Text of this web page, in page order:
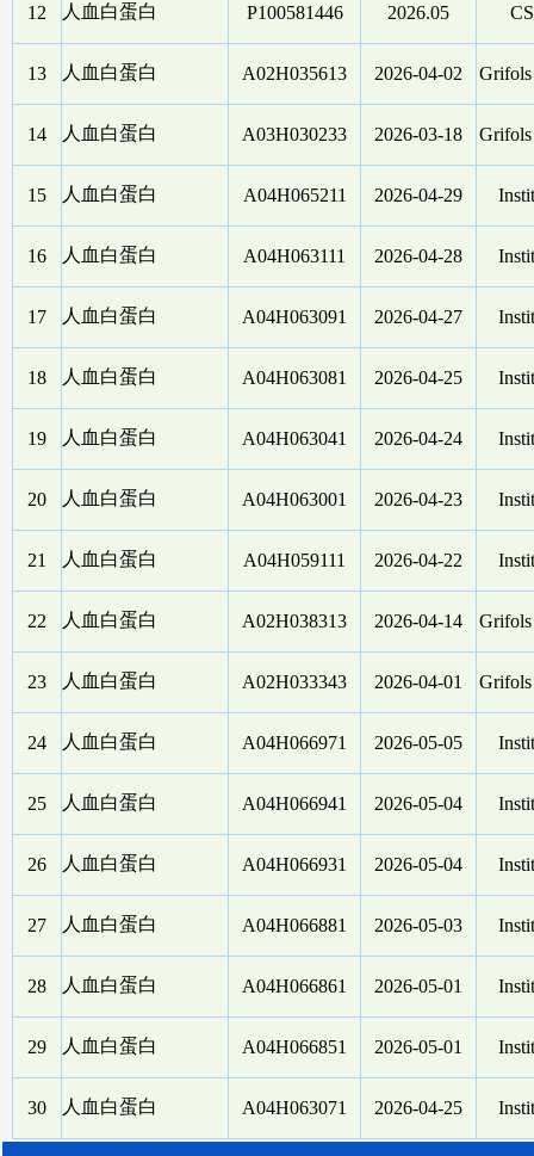
12 人血白蛋白 P100581446 2026.05
13 人血白蛋白 A02H035613 2026-04-02
14 人血白蛋白 A03H030233 2026-03-18
15 人血白蛋白 A04H065211 2026-04-29
16 人血白蛋白 A04H063111 2026-04-28
17 人血白蛋白 A04H063091 2026-04-27
18 人血白蛋白 A04H063081 2026-04-25
19 人血白蛋白 A04H063041 2026-04-24
20 人血白蛋白 A04H063001 2026-04-23
21 人血白蛋白 A04H059111 2026-04-22
22 人血白蛋白 A02H038313 2026-04-14
23 人血白蛋白 A02H033343 2026-04-01
24 人血白蛋白 A04H066971 2026-05-05
25 人血白蛋白 A04H066941 2026-05-04
26 人血白蛋白 A04H066931 2026-05-04
27 人血白蛋白 A04H066881 2026-05-03
28 人血白蛋白 A04H066861 2026-05-01
29 人血白蛋白 A04H066851 2026-05-01
30 人血白蛋白 A04H063071 2026-04-25